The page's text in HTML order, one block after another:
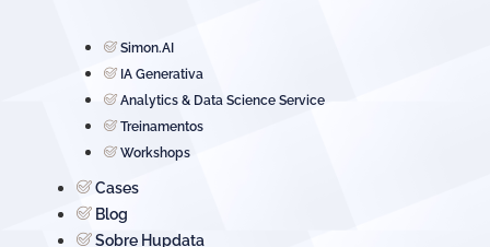
Simon.AI
IA Generativa
Analytics & Data Science Service
Treinamentos
Workshops
Cases
Blog
Sobre Hupdata